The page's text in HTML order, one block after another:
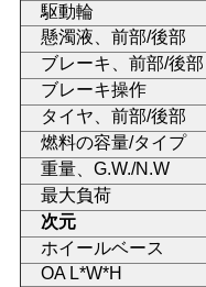
地
図
プ
ラ
イ
駆動輪
懸濁液、前部/後部
ブレーキ、前部/後部
ブレーキ操作
タイヤ、前部/後部
燃料の容量/タイプ
重量、G.W./N.W
最大負荷
次元
ホイールベース
OA L*W*H